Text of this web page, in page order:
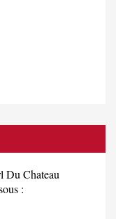
Du Chateau
: